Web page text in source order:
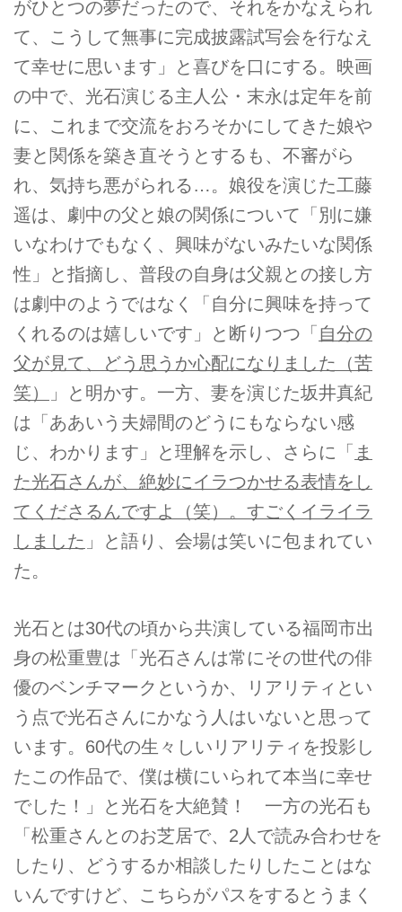
がひとつの夢だったので、それをかなえられ
て、こうして無事に完成披露試写会を行なえ
て幸せに思います」と喜びを口にする。映画
の中で、光石演じる主人公・末永は定年を前
に、これまで交流をおろそかにしてきた娘や
妻と関係を築き直そうとするも、不審がら
れ、気持ち悪がられる…。娘役を演じた工藤
遥は、劇中の父と娘の関係について「別に嫌
いなわけでもなく、興味がないみたいな関係
性」と指摘し、普段の自身は父親との接し方
は劇中のようではなく「自分に興味を持って
くれるのは嬉しいです」と断りつつ「自分の
父が見て、どう思うか心配になりました（苦
笑）
」と明かす。一方、妻を演じた坂井真紀
は「ああいう夫婦間のどうにもならない感
じ、わかります」と理解を示し、さらに「 ま
た光石さんが、絶妙にイラつかせる表情をし
てくださるんですよ（笑）。すごくイライラ
しました 」と語り、会場は笑いに包まれてい
た。
光石とは30代の頃から共演している福岡市出
身の松重豊は「光石さんは常にその世代の俳
優のベンチマークというか、リアリティとい
う点で光石さんにかなう人はいないと思って
います。60代の生々しいリアリティを投影し
たこの作品で、僕は横にいられて本当に幸せ
でした！」と光石を大絶賛！ 一方の光石も
「松重さんとのお芝居で、2人で読み合わせを
したり、どうするか相談したりしたことはな
いんですけど、こちらがパスをするとうまく